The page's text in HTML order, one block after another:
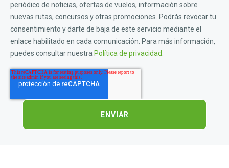
periódico de noticias, ofertas de vuelos, información sobre
nuevas rutas, concursos y otras promociones. Podrás revocar tu
consentimiento y darte de baja de este servicio mediante el
enlace habilitado en cada comunicación. Para más información,
puedes consultar nuestra Política de privacidad